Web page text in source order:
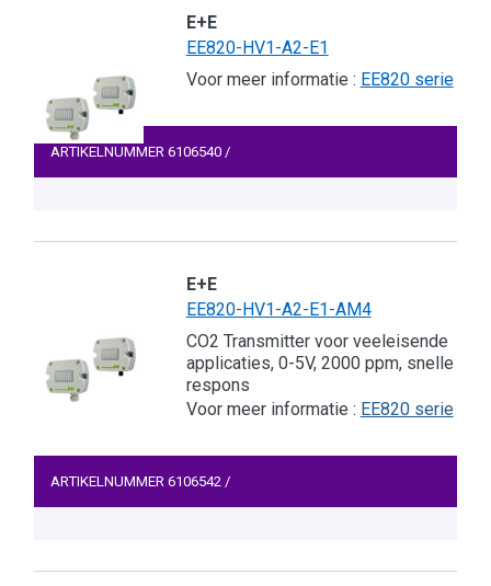
E+E
EE820-HV1-A2-E1
Voor meer informatie : EE820 serie
ARTIKELNUMMER 6106540 /
E+E
EE820-HV1-A2-E1-AM4
CO2 Transmitter voor veeleisende
applicaties, 0-5V, 2000 ppm, snelle
respons
Voor meer informatie : EE820 serie
ARTIKELNUMMER 6106542 /